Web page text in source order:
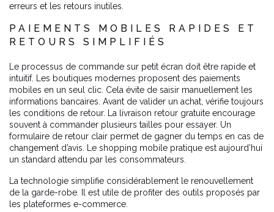
erreurs et les retours inutiles.
PAIEMENTS MOBILES RAPIDES ET
RETOURS SIMPLIFIÉS
Le processus de commande sur petit écran doit être rapide et
intuitif. Les boutiques modernes proposent des paiements
mobiles en un seul clic. Cela évite de saisir manuellement les
informations bancaires. Avant de valider un achat, vérifie toujours
les conditions de retour. La livraison retour gratuite encourage
souvent à commander plusieurs tailles pour essayer. Un
formulaire de retour clair permet de gagner du temps en cas de
changement d’avis. Le shopping mobile pratique est aujourd’hui
un standard attendu par les consommateurs.
La technologie simplifie considérablement le renouvellement
de la garde-robe. Il est utile de profiter des outils proposés par
les plateformes e-commerce.